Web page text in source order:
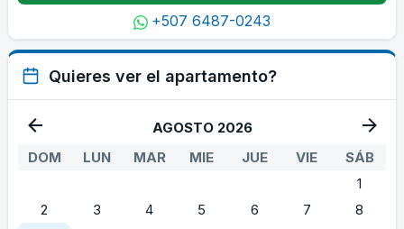
+507 6487-0243
Quieres ver el apartamento?
AGOSTO 2026
DOM
LUN MAR MIE JUE VIE
SÁB
1
2
3 4 5 6 7
8